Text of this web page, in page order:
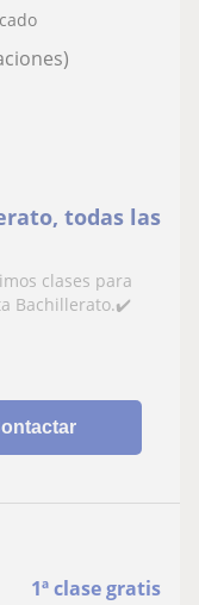
todas las
clases para
Bachillerato.✔️
1ª clase gratis